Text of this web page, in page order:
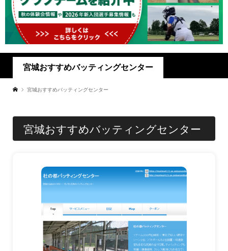
宮城おすすめバッティングセンター
宮城おすすめバッティングセンター
宮城おすすめバッティングセンター